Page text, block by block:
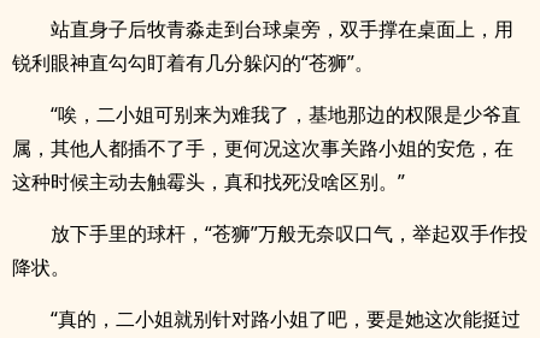
站直身子后牧青淼走到台球桌旁，双手撑在桌面上，用
锐利眼神直勾勾盯着有几分躲闪的“苍狮”。
“唉，二小姐可别来为难我了，基地那边的权限是少爷直
属，其他人都插不了手，更何况这次事关路小姐的安危，在
这种时候主动去触霉头，真和找死没啥区别。”
放下手里的球杆，“苍狮”万般无奈叹口气，举起双手作投
降状。
“真的，二小姐就别针对路小姐了吧，要是她这次能挺过